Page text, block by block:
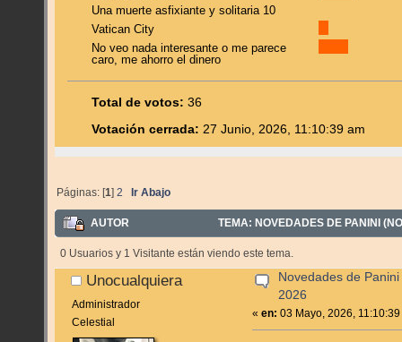
Una muerte asfixiante y solitaria 10
Vatican City
No veo nada interesante o me parece
caro, me ahorro el dinero
Total de votos: 36
Votación cerrada: 27 Junio, 2026, 11:10:39 am
Páginas: [1]2 Ir Abajo
AUTOR TEMA: NOVEDADES DE PANINI
0 Usuarios y 1 Visitante están viendo este tema.
Unocualquiera
Administrador
Celestial
Novedades de
2026
«en: 03 Mayo, 2026,